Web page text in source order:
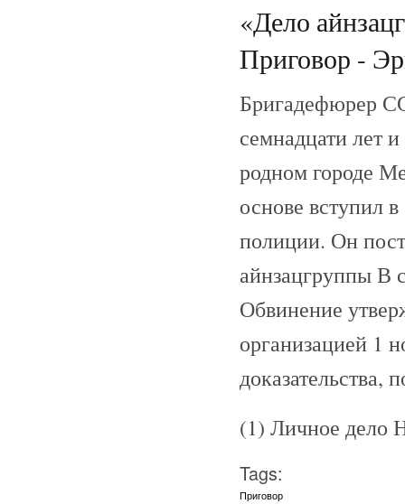
«Дело
Приговор -
Бригадефюрер
семнадцати лет
родном городе
основе вступил
полиции. Он
айнзацгруппы В
Обвинение
организацией 1
(1) Личное дело
Tags:
Приговор